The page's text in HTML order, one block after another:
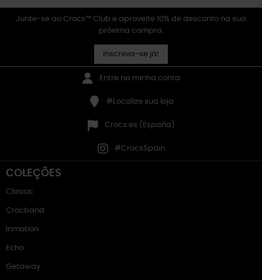
Junte-se ao Crocs™ Club e aproveite 10% de desconto na sua
próxima compra.
Inscreva-se já!
Entre na minha conta
#Localize sua loja
Crocs.es (España)
#CrocsSpain
COLEÇÕES
Classic
Crocband
Inmotion
Echo
Getaway